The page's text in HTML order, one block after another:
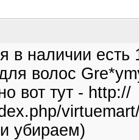
в наличии
волос
вот тут - http://
убираем)